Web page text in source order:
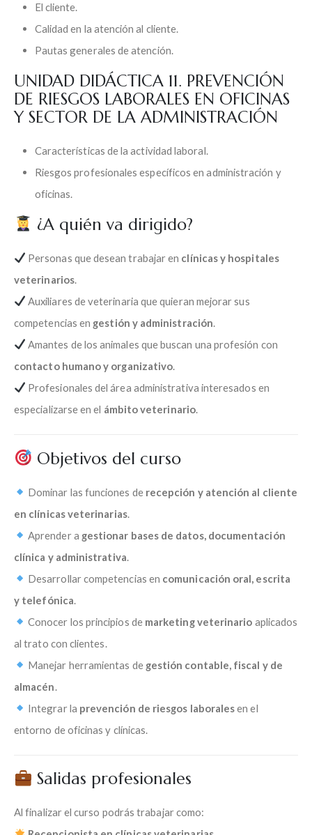
El cliente.
Calidad en la atención al cliente.
Pautas generales de atención.
UNIDAD DIDÁCTICA 11. PREVENCIÓN
DE RIESGOS LABORALES EN OFICINAS
Y SECTOR DE LA ADMINISTRACIÓN
Características de la actividad laboral.
Riesgos profesionales específicos en administración y
oficinas.
¿A quién va dirigido?
Personas que desean trabajar en clínicas y hospitales
veterinarios.
Auxiliares de veterinaria que quieran mejorar sus
competencias en gestión y administración.
Amantes de los animales que buscan una profesión con
contacto humano y organizativo.
Profesionales del área administrativa interesados en
especializarse en el ámbito veterinario.
Objetivos del curso
Dominar las funciones de recepción y atención al cliente
en clínicas veterinarias.
Aprender a gestionar bases de datos, documentación
clínica y administrativa
Desarrollar competencias en comunicación oral, escrita
y telefónica
Conocer los principios de marketing veterinario aplicados
al trato con clientes.
Manejar herramientas de gestión contable, fiscal y de
almacén
Integrar la prevención de riesgos laboralesen el
entorno de oficinas y clínicas.
Salidas profesionales
Al finalizar el curso podrás trabajar como: